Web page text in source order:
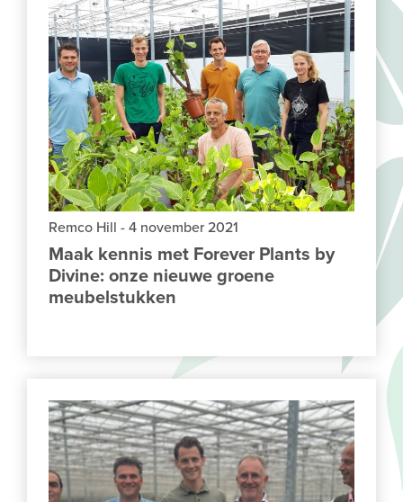
Remco Hill - 4 november 2021
Maak kennis met Forever Plants by
Divine: onze nieuwe groene
meubelstukken